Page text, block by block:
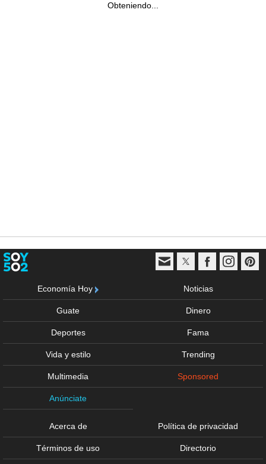
Obteniendo...
Economía Hoy Noticias
Guate Dinero
Deportes Fama
Vida y estilo Trending
Multimedia Sponsored
Anúnciate
Acerca de Política de privacidad
Términos de uso Directorio